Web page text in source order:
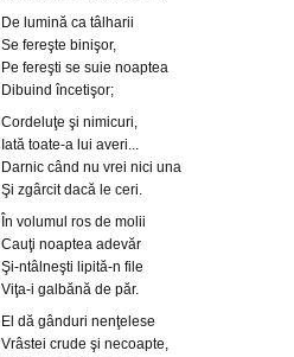
De lumină ca tâlharii
Se fereşte binişor,
Pe fereşti se suie noaptea
Dibuind încetişor;
Cordeluţe şi nimicuri,
Iată toate-a lui averi...
Darnic când nu vrei nici una
Şi zgârcit dacă le ceri.
În volumul ros de molii
Cauţi noaptea adevăr
Şi-ntâlneşti lipită-n file
Viţa-i galbănă de păr.
El dă gânduri nenţelese
Vrâstei crude şi necoapte,